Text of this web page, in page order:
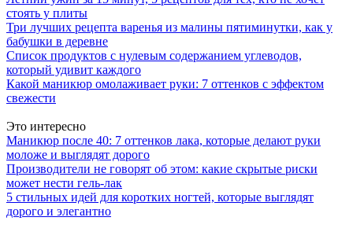
стоять у плиты
Три лучших рецепта варенья из малины пятиминутки, как у
бабушки в деревне
Список продуктов с нулевым содержанием углеводов,
который удивит каждого
Какой маникюр омолаживает руки: 7 оттенков с эффектом
свежести
Это интересно
Маникюр после 40: 7 оттенков лака, которые делают руки
моложе и выглядят дорого
Производители не говорят об этом: какие скрытые риски
может нести гель-лак
5 стильных идей для коротких ногтей, которые выглядят
дорого и элегантно